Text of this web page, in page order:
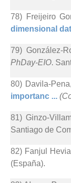
78) Freijeiro
dimensional
79) González-
PhDay-EIO.
80) Davila-
importanc ...
81) Ginzo-
Santiago de
82) Fanjul
(España).